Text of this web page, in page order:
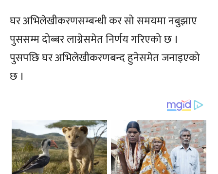
घर अभिलेखीकरणसम्बन्धी कर सो समयमा नबुझाए
पुससम्म दोब्बर लाग्नेसमेत निर्णय गरिएको छ ।
पुसपछि घर अभिलेखीकरणबन्द हुनेसमेत जनाइएको
छ ।